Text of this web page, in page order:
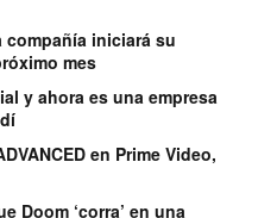
iniciará su
mes
y ahora es una empresa
en Prime Video,
Doom ‘corra’ en una